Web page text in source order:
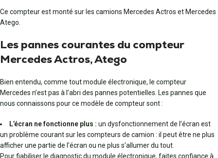
Ce compteur est monté sur les camions Mercedes Actros et Mercedes
Atego.
Les pannes courantes du compteur
Mercedes Actros, Atego
Bien entendu, comme tout module électronique, le compteur
Mercedes n’est pas à l’abri des pannes potentielles. Les pannes que
nous connaissons pour ce modèle de compteur sont :
L’écran ne fonctionne plus : un dysfonctionnement de l’écran est
un problème courant sur les compteurs de camion : il peut être ne plus
afficher une partie de l’écran ou ne plus s’allumer du tout.
Pour fiabiliser le diagnostic du module électronique, faites confiance à